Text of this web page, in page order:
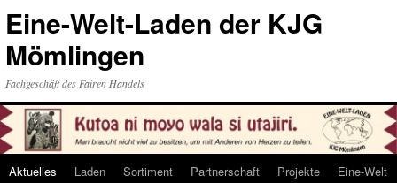
Eine-Welt-Laden der KJG
Mömlingen
Fachgeschäft des Fairen Handels
Skip
Aktuelles Laden Sortiment Partnerschaft Projekte
Eine-Welt